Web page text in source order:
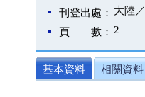
刊登出處： 大陸／
頁 數： 2
基本資料 相關資料